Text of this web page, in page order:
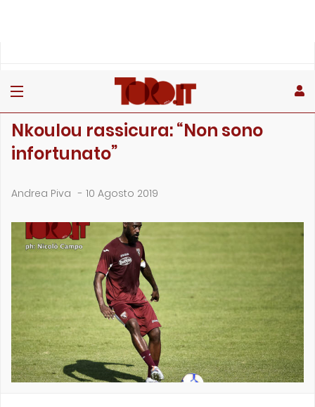
Nkoulou rassicura: “Non sono
infortunato”
Andrea Piva - 10 Agosto 2019